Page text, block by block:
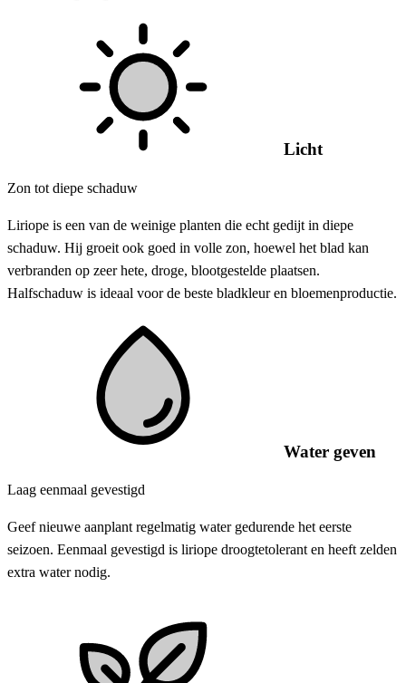
Licht
Zon tot diepe schaduw
Liriope is een van de weinige planten die echt gedijt in diepe
schaduw. Hij groeit ook goed in volle zon, hoewel het blad kan
verbranden op zeer hete, droge, blootgestelde plaatsen.
Halfschaduw is ideaal voor de beste bladkleur en bloemenproductie.
Water geven
Laag eenmaal gevestigd
Geef nieuwe aanplant regelmatig water gedurende het eerste
seizoen. Eenmaal gevestigd is liriope droogtetolerant en heeft zelden
extra water nodig.